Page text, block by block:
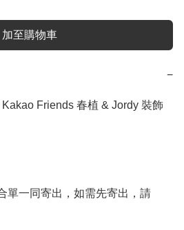
加至購物車
−
Friends 春植 & Jordy 裝飾
單一同寄出，如需先寄出，請